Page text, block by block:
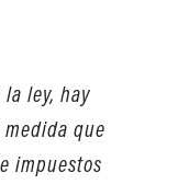
ley, hay
que
impuestos